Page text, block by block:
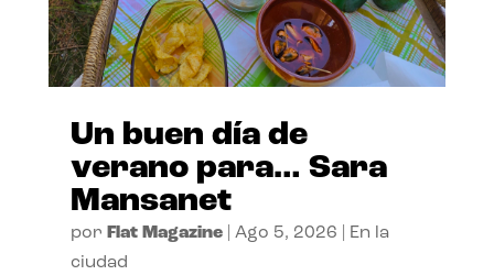
Un buen día de
verano para… Sara
Mansanet
por Flat Magazine| Ago 5, 2026
En la
ciudad